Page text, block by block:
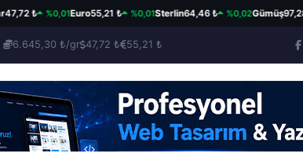
₺ %0,01Euro55,21 ₺ %0,01Sterlin64,46 ₺ %0,02Gümüş97,28 ₺/
6.645,30 ₺/gr 47,72 ₺ 55,21 ₺